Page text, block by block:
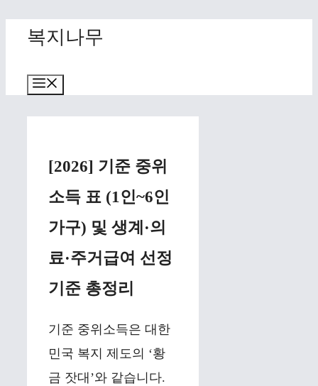
content
복지나무
[2026] 기준 중위
소득 표 (1인~6인
가구) 및 생계·의
료·주거급여 선정
기준 총정리
기준 중위소득은 대한
민국 복지 제도의 ‘황
금 잣대’와 같습니다.